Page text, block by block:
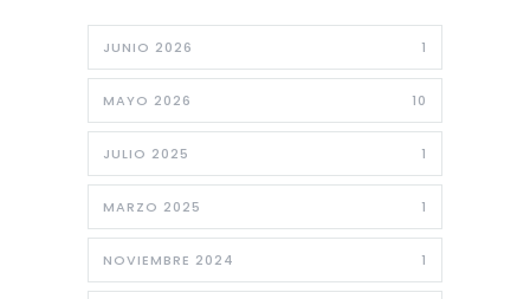
JUNIO 2026 1
MAYO 2026 10
JULIO 2025 1
MARZO 2025 1
NOVIEMBRE 2024 1